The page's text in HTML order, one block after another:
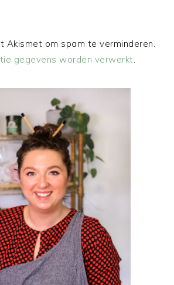
Akismet om spam te verminderen.
gegevens worden verwerkt.